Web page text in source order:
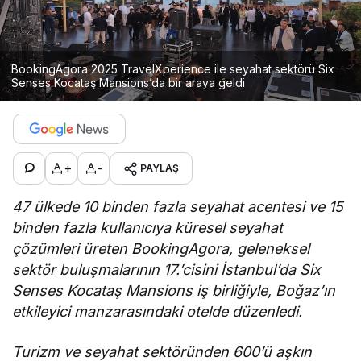
BookingAgora 2025 TravelXperience ile seyahat sektörü Six
Senses Kocataş Mansions’da bir araya geldi
+ - PAYLAŞ
47 ülkede 10 binden fazla seyahat acentesi ve 15
binden fazla kullanıcıya küresel seyahat
çözümleri üreten BookingAgora, geleneksel
sektör buluşmalarının 17.’cisini İstanbul’da Six
Senses Kocataş Mansions iş birliğiyle, Boğaz’ın
etkileyici manzarasındaki otelde düzenledi.
Turizm ve seyahat sektöründen 600’ü aşkın